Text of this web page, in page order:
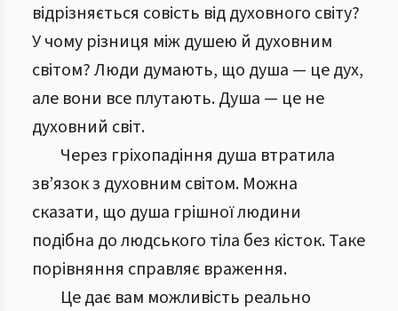
відрізняється совість від духовного світу?
У чому різниця між душею й духовним
світом? Люди думають, що душа — це дух,
але вони все плутають. Душа — це не
духовний світ.
Через гріхопадіння душа втратила
зв’язок з духовним світом. Можна
сказати, що душа грішної людини
подібна до людського тіла без кісток. Таке
порівняння справляє враження.
Це дає вам можливість реально